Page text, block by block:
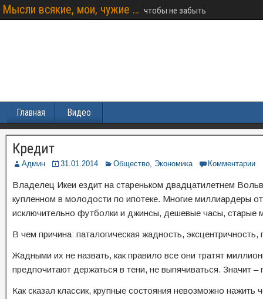
Мысли всякие, мои, чужие … чтобы не забыть
Главная Видео
Кредит
Админ 31.01.2014 Общество, Экономика Комментарии
Владелец Икеи ездит на стареньком двадцатилетнем
купленном в молодости по ипотеке. Многие миллиардеры
исключительно футболки и джинсы, дешевые часы, старые
В чем причина: паталогическая жадность, эксцентричность,
Жадными их не назвать, как правило все они тратят
предпочитают держаться в тени, не выпячиваться. Значит
Как сказал классик, крупные состояния невозможно